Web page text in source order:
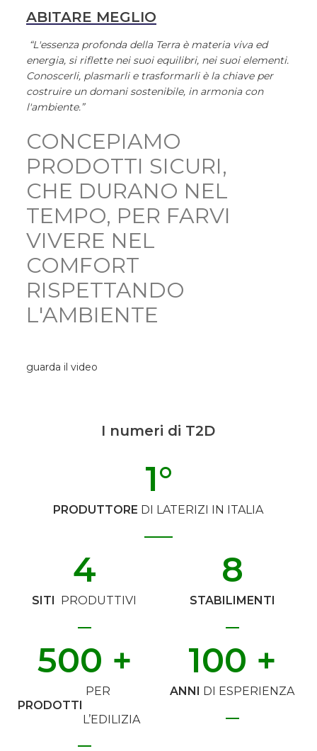
ABITARE MEGLIO
“L'essenza profonda della Terra è materia viva ed
energia, si riflette nei suoi equilibri, nei suoi elementi.
Conoscerli, plasmarli e trasformarli è la chiave per
costruire un domani sostenibile, in armonia con
l'ambiente.”
CONCEPIAMO
PRODOTTI SICURI,
CHE DURANO NEL
TEMPO, PER FARVI
VIVERE NEL
COMFORT
RISPETTANDO
L'AMBIENTE
guarda il video
I numeri di T2D
PRODUTTORE DI LATERIZI IN ITALIA
1°
SITI PRODUTTIVI
4
STABILIMENTI
8
PRODOTTI
PER
L’EDILIZIA
500 +
ANNI DI ESPERIENZA
100 +